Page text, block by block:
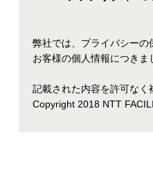
弊社では、プライバシーの
お客様の個人情報につきま
記載された内容を許可なく
Copyright 2018 NTT